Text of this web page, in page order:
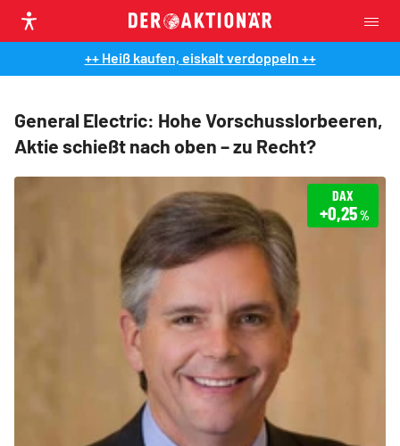
++ Heiß kaufen, eiskalt verdoppeln ++
General Electric: Hohe Vorschusslorbeeren,
Aktie schießt nach oben – zu Recht?
DAX
+0,25%